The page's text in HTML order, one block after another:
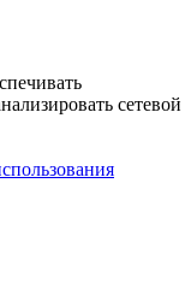
сетевой